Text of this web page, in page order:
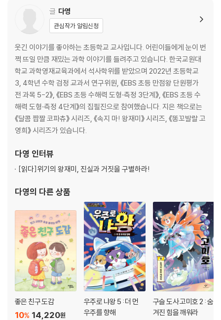
글 다영
관심작가 알림신청
웃긴 이야기를 좋아하는 초등학교 교사입니다. 어린이들에게 눈이 번
쩍 뜨일 만큼 재밌는 과학 이야기를 들려주고 있습니다. 한국교원대
학교 과학영재교육과에서 석사학위를 받았으며 2022년 초등학교
3, 4학년 수학 검정 교과서 연구위원, 《EBS 초등 만점왕 단원평가
전 과목 5-2》, 《EBS 초등 수해력 도형·측정 3단계》, 《EBS 초등 수
해력 도형·측정 4단계》의 집필진으로 참여했습니다. 지은 책으로는
《달콤 짭짤 코파츄》 시리즈, 《속지 마! 왕재미》 시리즈, 《똥꼬발랄 고
영희》 시리즈가 있습니다.
다영 인터뷰
[읽다]위기의 왕재미, 진실과 거짓을 구별하라!
다영의 다른 상품
좋은 친구 도감
14,220원
10%
우주로 냐왕 5 : 더 먼
우주를 향해
구슬 도사 고미호 2 : 숨
겨진 힘을 깨워라